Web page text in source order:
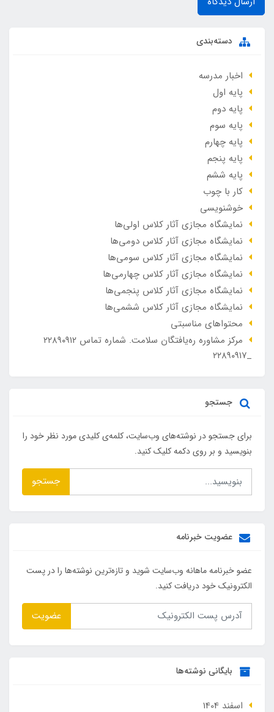
دسته‌بندی
اخبار مدرسه
پایه اول
پایه دوم
پایه سوم
پایه چهارم
پایه پنجم
پایه ششم
کار با چوب
خوشنویسی
نمایشگاه مجازی آثار کلاس اولی‌ها
نمایشگاه مجازی آثار کلاس دومی‌ها
نمایشگاه مجازی آثار کلاس سومی‌ها
نمایشگاه مجازی آثار کلاس چهارمی‌ها
نمایشگاه مجازی آثار کلاس پنجمی‌ها
نمایشگاه مجازی آثار کلاس ششمی‌ها
محتواهای مناسبتی
مرکز مشاوره ره‌یافتگان سلامت. شماره تماس ۲۲۸۹۰۹۱۲
_۲۲۸۹۰۹۱۷
جستجو
برای جستجو در نوشته‌های وب‌سایت، کلمه‌ی کلیدی مورد نظر خود را
بنویسید و بر روی دکمه کلیک کنید.
جستجو
عضویت خبرنامه
عضو خبرنامه ماهانه وب‌سایت شوید و تازه‌ترین نوشته‌ها را در پست
الکترونیک خود دریافت کنید.
عضویت
بایگانی نوشته‌ها
اسفند 1404